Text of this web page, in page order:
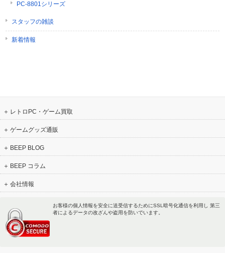
PC-8801シリーズ
スタッフの雑談
新着情報
レトロPC・ゲーム買取
ゲームグッズ通販
BEEP BLOG
BEEP コラム
会社情報
お客様の個人情報を安全に送受信するためにSSL暗号化通信を利用し 第三
者によるデータの改ざんや盗用を防いでいます。